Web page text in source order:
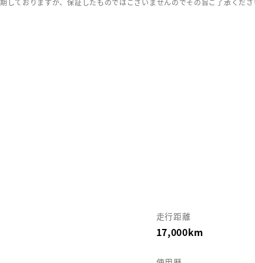
走行距離
17,000km